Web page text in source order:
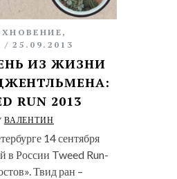
,
25.09.2013
ИЗ ЖИЗНИ
RUN 2013
ВАЛЕНТИН
14 сентября
в России Tweed Run-
Твид ран –